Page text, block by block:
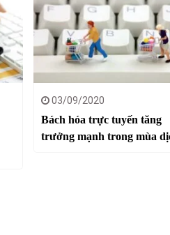
03/09/2020
Bách hóa trực tuyến tăng
trưởng mạnh trong mùa